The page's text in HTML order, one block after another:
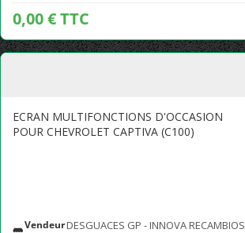
0,00 € TTC
ECRAN MULTIFONCTIONS D'OCCASION
POUR CHEVROLET CAPTIVA (C100)
VendeurDESGUACES GP - INNOVA RECAMBIOS